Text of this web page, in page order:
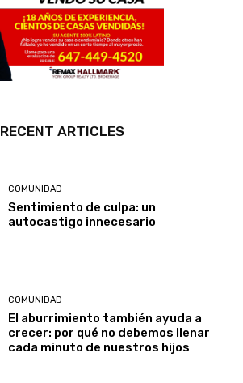
RECENT ARTICLES
COMUNIDAD
Sentimiento de culpa: un
autocastigo innecesario
COMUNIDAD
El aburrimiento también ayuda a
crecer: por qué no debemos llenar
cada minuto de nuestros hijos